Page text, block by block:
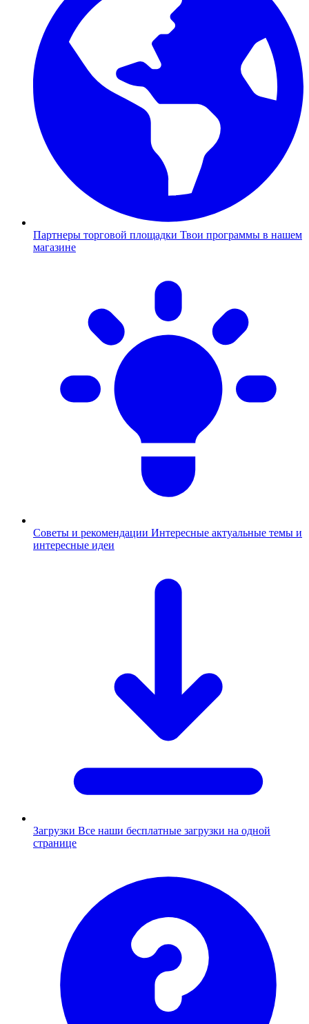
Партнеры торговой площадки Твои программы в нашем
магазине
Советы и рекомендации Интересные актуальные темы и
интересные идеи
Загрузки Все наши бесплатные загрузки на одной
странице